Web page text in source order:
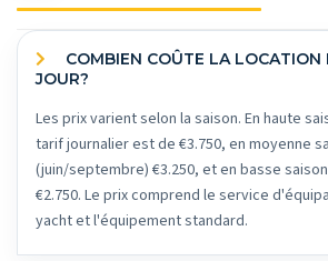
JOUR?
Les prix varient selon la saison. En haute
tarif journalier est de €3.750, en moyenne
(juin/septembre) €3.250, et en basse
€2.750. Le prix comprend le service
yacht et l'équipement standard.